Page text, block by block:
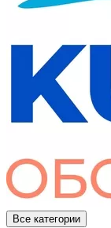
Все категории